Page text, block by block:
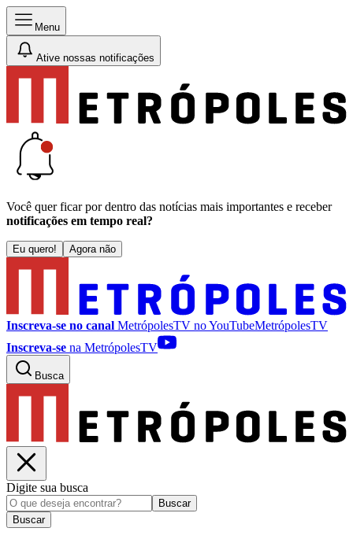
Menu
Ative nossas notificações
Você quer ficar por dentro das notícias mais importantes e receber
notificações em tempo real?
Eu quero! Agora não
Inscreva-se no canal MetrópolesTV noYouTubeMetrópolesTV
Inscreva-se na MetrópolesTV
Busca
Digite sua busca
Buscar
Buscar